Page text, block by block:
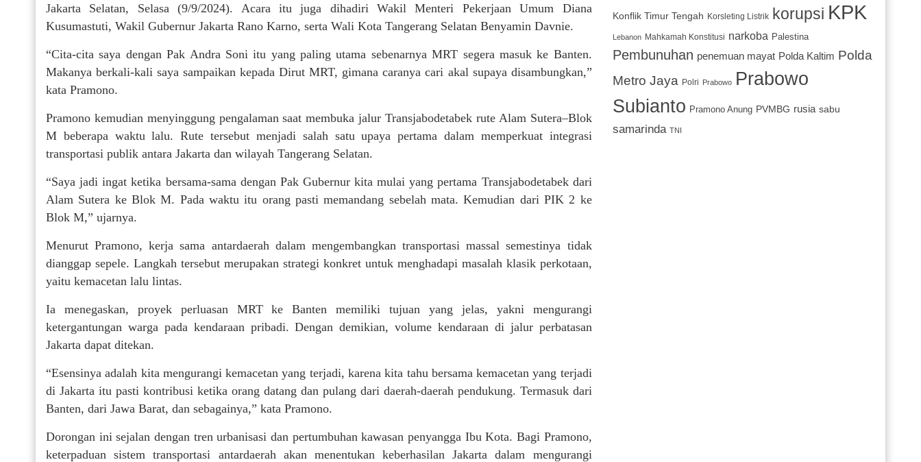
Jakarta Selatan, Selasa (9/9/2024). Acara itu juga dihadiri Wakil Menteri Pekerjaan Umum Diana
Kusumastuti, Wakil Gubernur Jakarta Rano Karno, serta Wali Kota Tangerang Selatan Benyamin Davnie.
“Cita-cita saya dengan Pak Andra Soni itu yang paling utama sebenarnya MRT segera masuk ke Banten.
Makanya berkali-kali saya sampaikan kepada Dirut MRT, gimana caranya cari akal supaya disambungkan,”
kata Pramono.
Pramono kemudian menyinggung pengalaman saat membuka jalur Transjabodetabek rute Alam Sutera–Blok
M beberapa waktu lalu. Rute tersebut menjadi salah satu upaya pertama dalam memperkuat integrasi
transportasi publik antara Jakarta dan wilayah Tangerang Selatan.
“Saya jadi ingat ketika bersama-sama dengan Pak Gubernur kita mulai yang pertama Transjabodetabek dari
Alam Sutera ke Blok M. Pada waktu itu orang pasti memandang sebelah mata. Kemudian dari PIK 2 ke
Blok M,” ujarnya.
Menurut Pramono, kerja sama antardaerah dalam mengembangkan transportasi massal semestinya tidak
dianggap sepele. Langkah tersebut merupakan strategi konkret untuk menghadapi masalah klasik perkotaan,
yaitu kemacetan lalu lintas.
Ia menegaskan, proyek perluasan MRT ke Banten memiliki tujuan yang jelas, yakni mengurangi
ketergantungan warga pada kendaraan pribadi. Dengan demikian, volume kendaraan di jalur perbatasan
Jakarta dapat ditekan.
“Esensinya adalah kita mengurangi kemacetan yang terjadi, karena kita tahu bersama kemacetan yang terjadi
di Jakarta itu pasti kontribusi ketika orang datang dan pulang dari daerah-daerah pendukung. Termasuk dari
Banten, dari Jawa Barat, dan sebagainya,” kata Pramono.
Dorongan ini sejalan dengan tren urbanisasi dan pertumbuhan kawasan penyangga Ibu Kota. Bagi Pramono,
keterpaduan sistem transportasi antardaerah akan menentukan keberhasilan Jakarta dalam mengurangi
Konflik Timur Tengah Korsleting Listrik korupsi KPK
Lebanon Mahkamah Konstitusi narkoba Palestina
Pembunuhan penemuan mayat Polda Kaltim Polda
Metro Jaya
Polri Prabowo
Prabowo
Subianto Pramono Anung PVMBG rusia sabu
samarinda TNI